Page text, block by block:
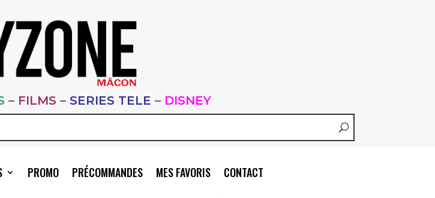
– FILMS – SERIES TELE – DISNEY
PROMO PRÉCOMMANDES MES FAVORIS CONTACT